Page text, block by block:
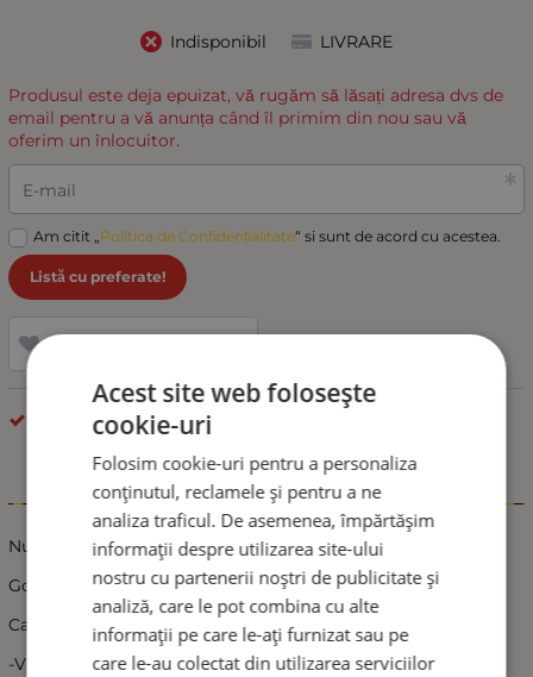
Indisponibil LIVRARE
Produsul este deja epuizat, vă rugăm să lăsați adresa dvs de
email pentru a vă anunța când îl primim din nou sau vă
oferim un înlocuitor.
E-mail
Am citit „Politica de Confidențialitate“ si sunt de acord cu acestea.
Listă cu preferate!
Nuca Schimbator
Informații
Nuca schimbator viteze compatibil:
Golf4/Jetta/Bora 1999-2004
Caracteristici:
-Viteze: 5 + R
Acest site web folosește
cookie-uri
Folosim cookie-uri pentru a personaliza
conținutul, reclamele și pentru a ne
analiza traficul. De asemenea, împărtășim
informații despre utilizarea site-ului
nostru cu partenerii noștri de publicitate și
analiză, care le pot combina cu alte
informații pe care le-ați furnizat sau pe
care le-au colectat din utilizarea serviciilor